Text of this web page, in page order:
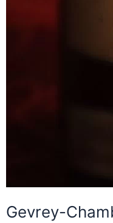
Gevrey-